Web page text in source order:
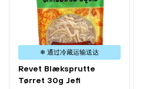
❄ 通过冷藏运输送达
Revet Blæksprutte
Tørret 30g Jefi